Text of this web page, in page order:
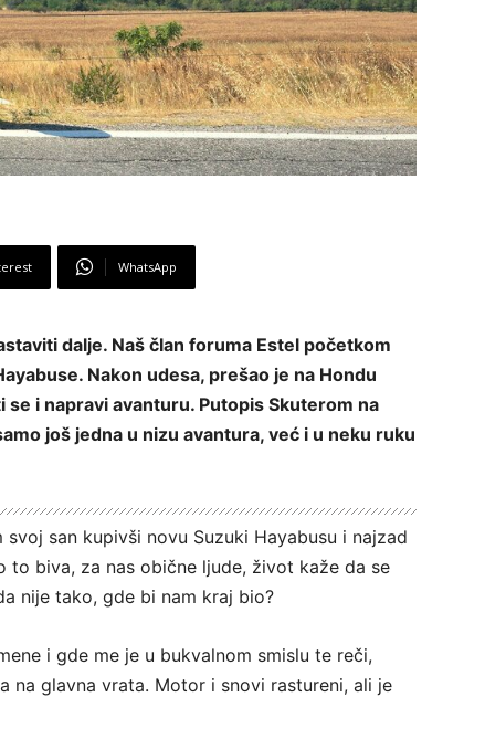
WhatsApp
dalje. Naš član foruma Estel početkom
Nakon udesa, prešao je na Hondu
se i napravi avanturu. Putopis Skuterom na
još jedna u nizu avantura, već i u neku ruku
san kupivši novu Suzuki Hayabusu i najzad
biva, za nas obične ljude, život kaže da se
nije tako, gde bi nam kraj bio?
i gde me je u bukvalnom smislu te reči,
na glavna vrata. Motor i snovi rastureni, ali je